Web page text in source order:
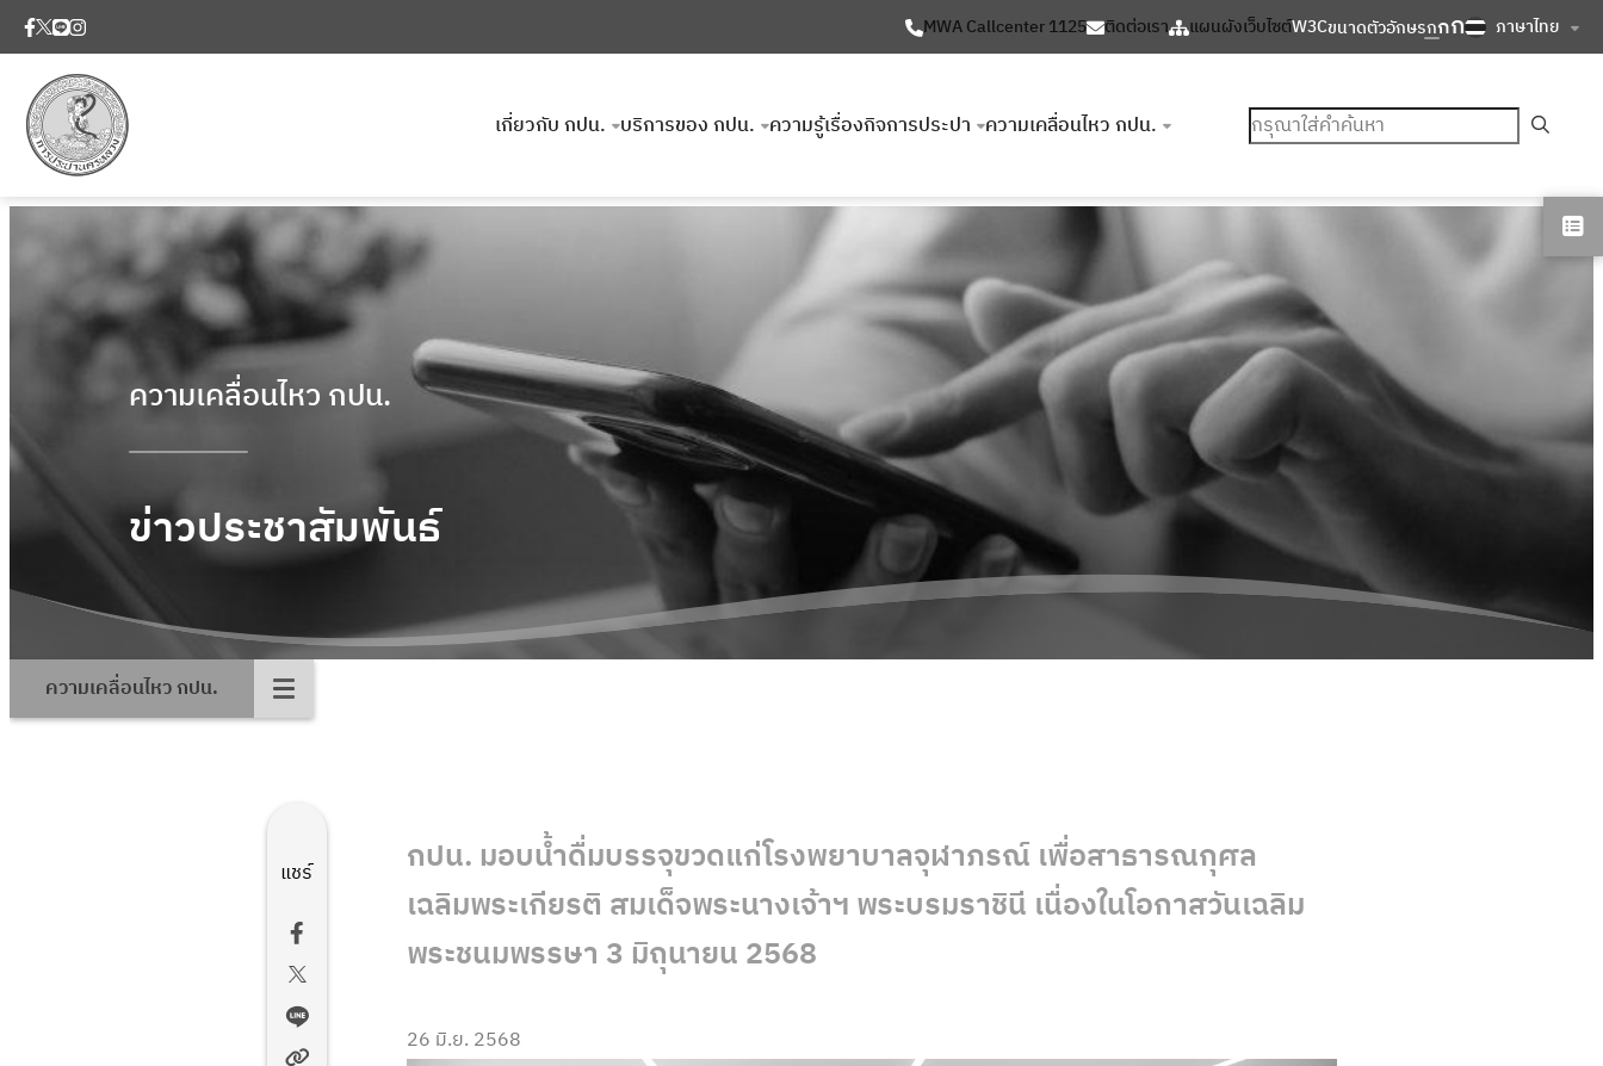
MWA Callcenter 1125 ติดต่อเรา แผนผังเว็บไซต์W3Cขนาดตัวอักษรกกก ภาษาไทย
เกี่ยวกับ กปน. บริการของ กปน. ความรู้เรื่องกิจการประปา ความเคลื่อนไหว กปน. ค้นหา
ความเคลื่อนไหว กปน.
ข่าวประชาสัมพันธ์
ความเคลื่อนไหว กปน.
แชร์
กปน. มอบน้ำดื่มบรรจุขวดแก่โรงพยาบาลจุฬาภรณ์ เพื่อสาธารณกุศล
เฉลิมพระเกียรติ สมเด็จพระนางเจ้าฯ พระบรมราชินี เนื่องในโอกาสวันเฉลิม
พระชนมพรรษา 3 มิถุนายน 2568
26 มิ.ย. 2568